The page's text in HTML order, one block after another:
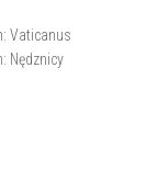
Vaticanus
Nędznicy